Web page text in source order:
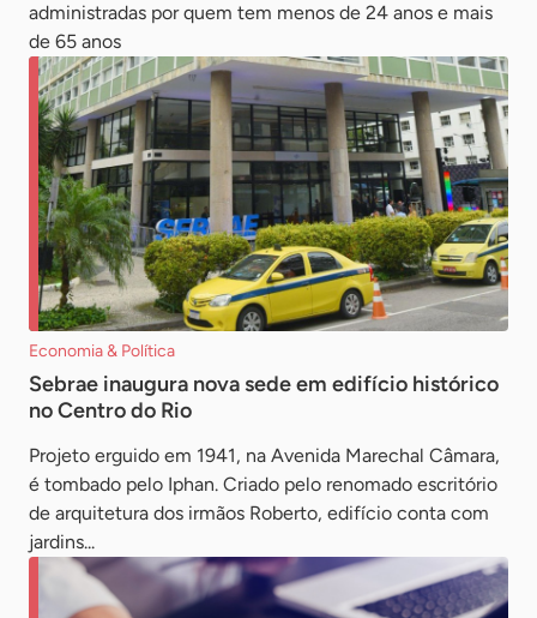
administradas por quem tem menos de 24 anos e mais
de 65 anos
Economia & Política
Sebrae inaugura nova sede em edifício histórico
no Centro do Rio
Projeto erguido em 1941, na Avenida Marechal Câmara,
é tombado pelo Iphan. Criado pelo renomado escritório
de arquitetura dos irmãos Roberto, edifício conta com
jardins...